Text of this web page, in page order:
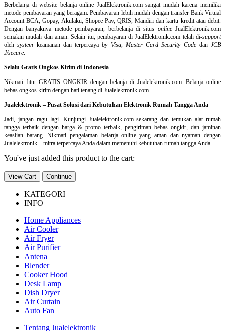
Berbelanja diwebsite belanja online JualElektronik.com sangat mudah karena memiliki
metode pembayaran yang beragam. Pembayaran lebih mudah dengan transfer Bank Virtual
Account BCA, Gopay, Akulaku, Shopee Pay, QRIS, Mandiri dan kartu kredit atau debit.
Dengan banyaknya metode pembayaran, berbelanja di situs onlineJualElektronik.com
semakin mudah dan aman. Selain itu, pembayaran di JualElektronik.com telah di-support
olehsystem keamanan dan terpercayaby Visa, Master Card Security Codedan JCB
J/secure.
Selalu Gratis Ongkos Kirim di Indonesia
Nikmati fitur GRATIS ONGKIR dengan belanja di Jualelektronik.com. Belanja online
bebas ongkos kirim dengan hati tenang di Jualelektronik.com.
Jualelektronik – Pusat Solusi dari Kebutuhan Elektronik Rumah Tangga Anda
Jadi, jangan ragu lagi. Kunjungi Jualelektronik.com sekarang dan temukan alat rumah
tangga terbaik dengan harga & promo terbaik, pengiriman bebas ongkir, dan jaminan
keaslian barang. Nikmati pengalaman belanja online yang aman dan nyaman dengan
Jualelektronik – mitra terpercaya Anda dalam memenuhi kebutuhan rumah tangga Anda.
You've just added this product to the cart:
View Cart Continue
KATEGORI
INFO
Home Appliances
Air Cooler
Air Fryer
Air Purifier
Antena
Blender
Cooker Hood
Desk Lamp
Dish Dryer
Air Curtain
Auto Fan
Tentang Jualelektronik